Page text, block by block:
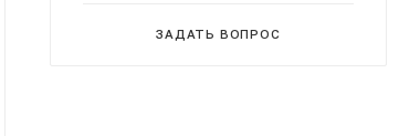
ЗАДАТЬ ВОПРОС